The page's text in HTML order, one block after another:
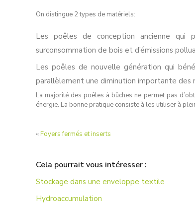
On distingue 2 types de matériels:
Les poêles de conception ancienne qui
surconsommation de bois et d’émissions
Les poêles de nouvelle génération qui
parallèlement une diminution importante des
La majorité des poêles à bûches ne permet pas
énergie. La bonne pratique consiste à les utiliser à
«Foyers fermés et inserts
Cela pourrait vous intéresser :
Stockage dans une enveloppe textile
Hydroaccumulation